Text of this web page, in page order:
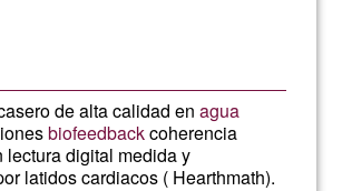
de alta calidad enagua
biofeedbackcoherencia
lectura digital medida y
latidos cardiacos ( Hearthmath).